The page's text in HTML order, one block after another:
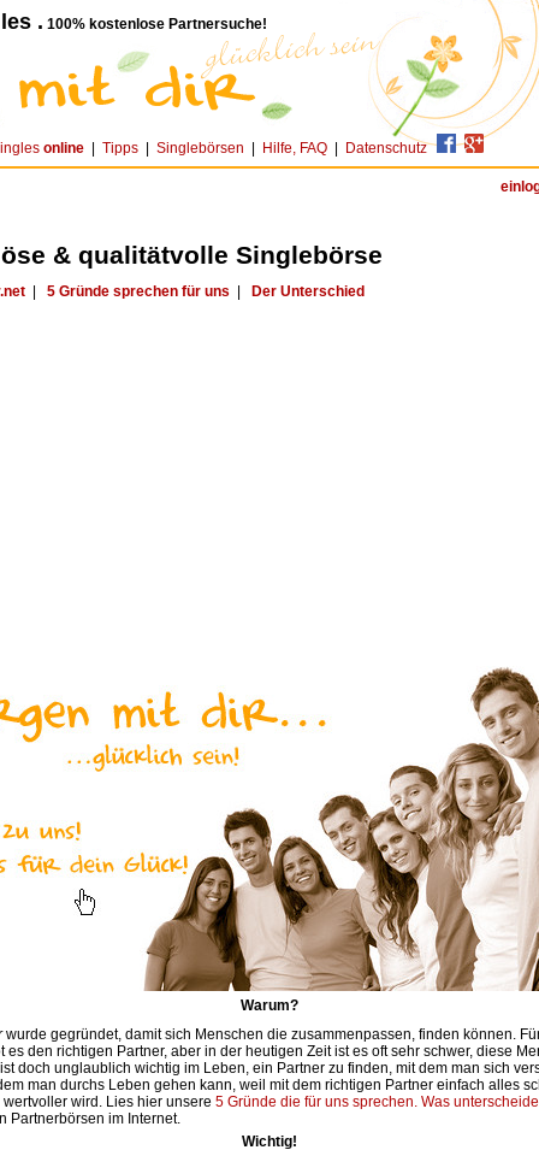
. 100% kostenlose Partnersuche!
online Tipps Singlebörsen Hilfe, FAQ Datenschutz
& qualitätvolle Singlebörse
5 Gründe sprechen für uns Der Unterschied
Warum?
wurde gegründet, damit sich Menschen die zusammenpassen, finden können.
es den richtigen Partner, aber in der heutigen Zeit ist es oft sehr schwer, diese
doch unglaublich wichtig im Leben, ein Partner zu finden, mit dem man sich
man durchs Leben gehen kann, weil mit dem richtigen Partner einfach alles
wird. Lies hier unsere 5 Gründe die für uns sprechen. Was
Partnerbörsen im Internet.
Wichtig!